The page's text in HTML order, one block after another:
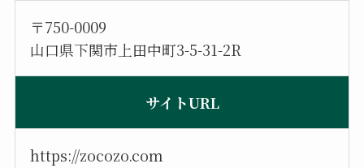
〒750-0009
山口県下関市上田中町3-5-31-2R
サイトURL
https://zocozo.com